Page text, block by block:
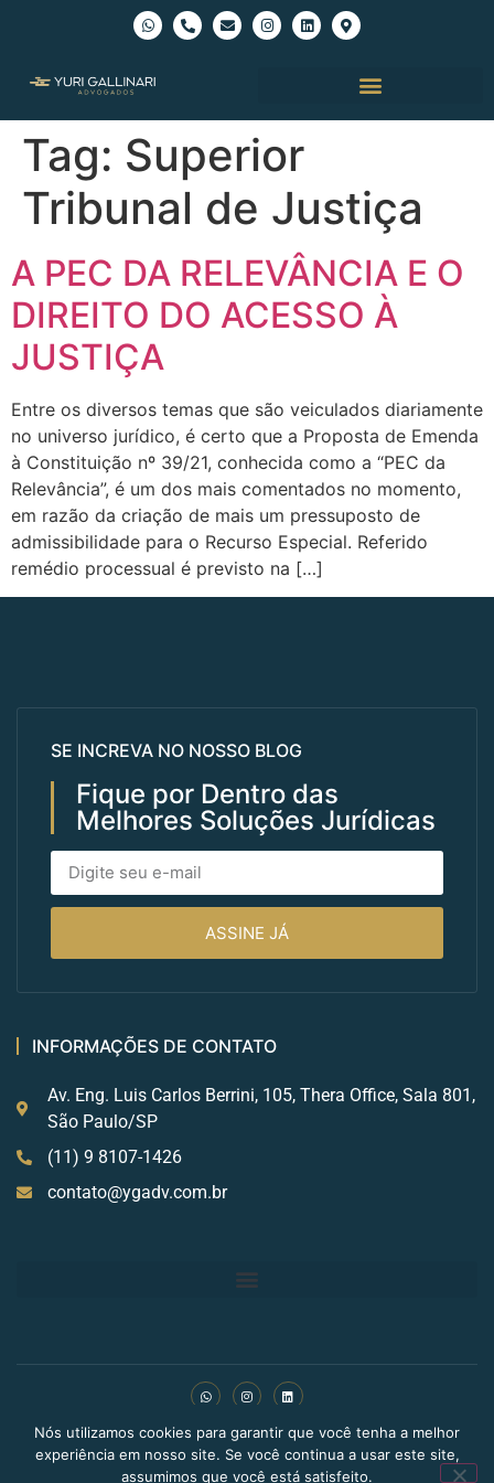
Tag: Superior
Tribunal de Justiça
A PEC DA RELEVÂNCIA E O
DIREITO DO ACESSO À
JUSTIÇA
Entre os diversos temas que são veiculados diariamente
no universo jurídico, é certo que a Proposta de Emenda
à Constituição nº 39/21, conhecida como a “PEC da
Relevância”, é um dos mais comentados no momento,
em razão da criação de mais um pressuposto de
admissibilidade para o Recurso Especial. Referido
remédio processual é previsto na […]
SE INCREVA NO NOSSO BLOG
Fique por Dentro das
Melhores Soluções Jurídicas
ASSINE JÁ
INFORMAÇÕES DE CONTATO
Av. Eng. Luis Carlos Berrini, 105, Thera Office, Sala 801,
São Paulo/SP
(11) 9 8107-1426
contato@ygadv.com.br
Copyright © 2024 BLDN Digital. Todos os direitos
reservados.
Nós utilizamos cookies para garantir que você tenha a melhor
experiência em nosso site. Se você continua a usar este site,
assumimos que você está satisfeito.